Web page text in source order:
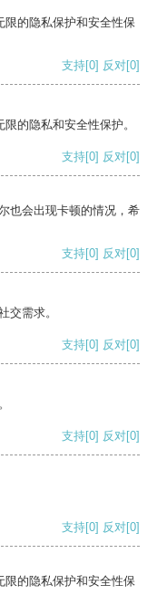
限的隐私保护和安全性保
支持[0] 反对[0]
的隐私和安全性保护。
支持[0] 反对[0]
也会出现卡顿的情况，希
支持[0] 反对[0]
交需求。
支持[0] 反对[0]
支持[0] 反对[0]
支持[0] 反对[0]
限的隐私保护和安全性保